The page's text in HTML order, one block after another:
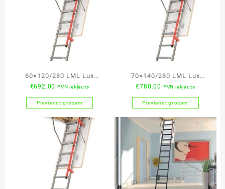
60×120/280 LML Lux
bēniņu kāpnes
€692.00 PVN iekļauts
Pievienot grozam
70×140/280 LML Lux
bēniņu kāpnes
€780.00 PVN iekļauts
Pievienot grozam